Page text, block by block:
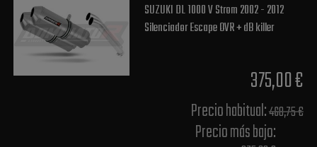
SUZUKI DL 1000 V Strom 2002 - 2012
Silenciador Escape OVR + dB killer
375,00 €
Precio habitual​:468,75 €
Precio más bajo​: